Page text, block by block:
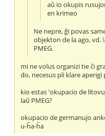
aŭ io okupis
en krimeo
Ne nepre, ĝi povas
objekton de la ago, vd.
PMEG.
mi ne volus organizi tie ĉi
do, necesus pli klare
kio estas 'okupacio de
laŭ PMEG?
okupacio de germanujo
u-ĥa-ĥa